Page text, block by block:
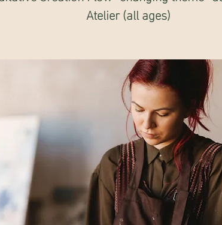
Atelier (all ages)